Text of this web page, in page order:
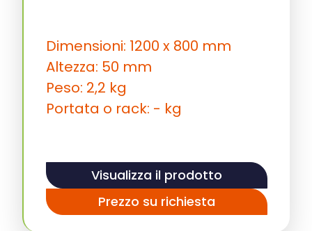
Dimensioni: 1200 x 800 mm
Altezza: 50 mm
Peso: 2,2 kg
Portata o rack: - kg
Visualizza il prodotto
Prezzo su richiesta